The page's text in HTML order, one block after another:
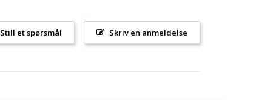
Skriv en anmeldelse
Still et spørsmål